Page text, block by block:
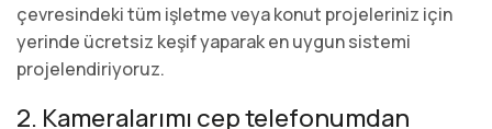
çevresindeki tüm işletme veya konut projeleriniz için
yerinde ücretsiz keşif yaparak en uygun sistemi
projelendiriyoruz.
2. Kameralarımı cep telefonumdan